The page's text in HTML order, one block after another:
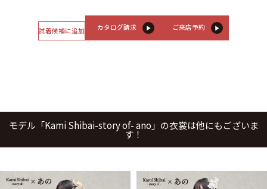
試着候補に追加 カタログ請求 ご来店予約
モデル「Kami Shibai-story of- ano」の衣裳は他にもございま
す！